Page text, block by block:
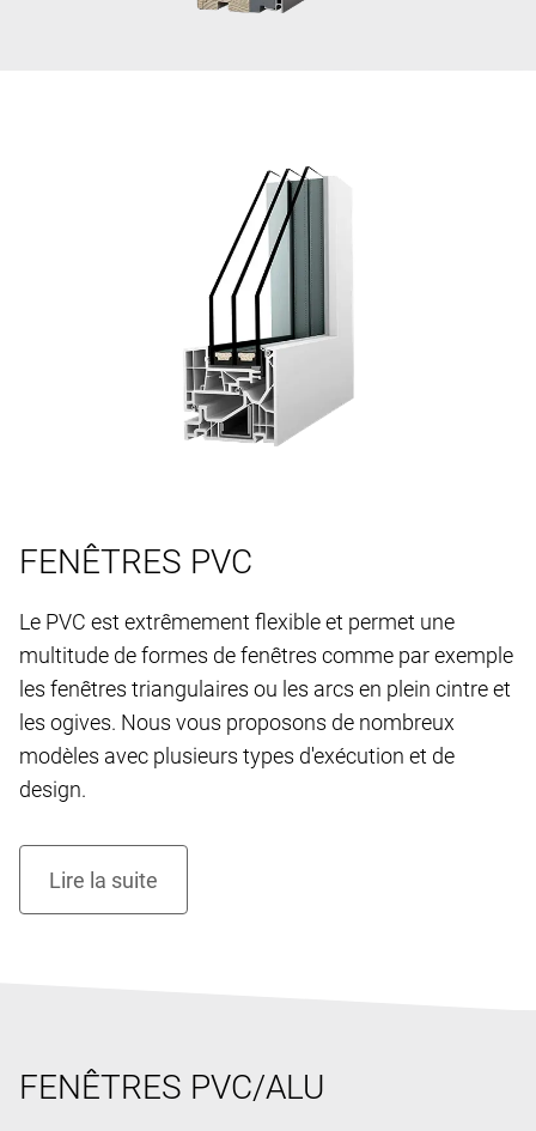
FENÊTRES PVC
Le PVC est extrêmement flexible et permet une
multitude de formes de fenêtres comme par exemple
les fenêtres triangulaires ou les arcs en plein cintre et
les ogives. Nous vous proposons de nombreux
modèles avec plusieurs types d'exécution et de
design.
FENÊTRES PVC/ALU